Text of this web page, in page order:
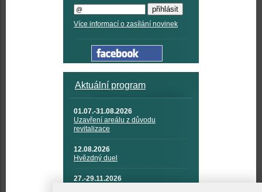
Více informací o zasílání novinek
Aktuální program
01.07.-31.08.2026
Uzavření areálu z důvodu
revitalizace
12.08.2026
Hvězdný duel
27.-29.11.2026